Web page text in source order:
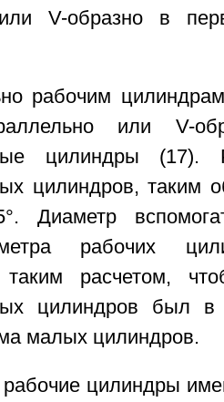
или V-образно в
рабочим
или V-
цилиндры
цилиндров, таким
Диаметр
рабочих
расчетом,
цилиндров был
малых цилиндров.
цилиндры